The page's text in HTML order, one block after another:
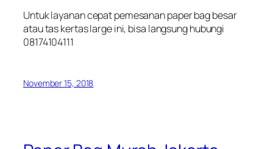
Untuk layanan cepat pemesanan paper bag besar
atau tas kertas large ini, bisa langsung hubungi
08174104111
November 15, 2018